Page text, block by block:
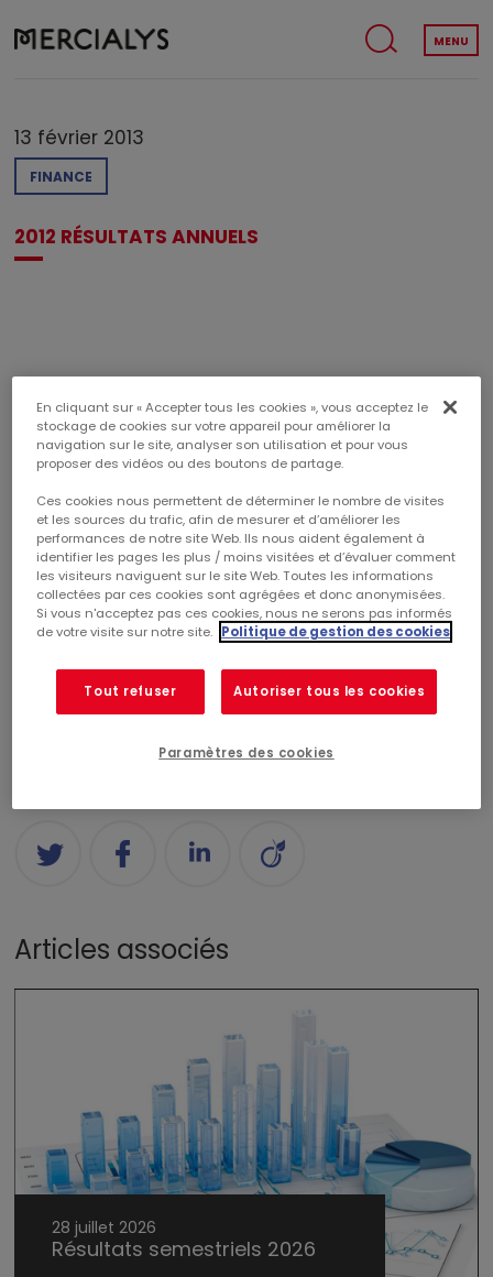
MENU
13 février 2013
FINANCE
2012 RÉSULTATS ANNUELS
TÉLÉCHARGER LE PDF
Poids du document : 305,13 KB
Catégories
CENTRES COMMERCIAUX RÉALISATIONS
COMMERCIALISATION RSE CORPORATE
FINANCE PALMARÈS NOMINATION
Articles associés
28 juillet 2026
Résultats semestriels 2026
En cliquant sur « Accepter tous les cookies », vous acceptez le
stockage de cookies sur votre appareil pour améliorer la
navigation sur le site, analyser son utilisation et pour vous
proposer des vidéos ou des boutons de partage.
Ces cookies nous permettent de déterminer le nombre de visites
et les sources du trafic, afin de mesurer et d’améliorer les
performances de notre site Web. Ils nous aident également à
identifier les pages les plus / moins visitées et d’évaluer comment
les visiteurs naviguent sur le site Web. Toutes les informations
collectées par ces cookies sont agrégées et donc anonymisées.
Si vous n'acceptez pas ces cookies, nous ne serons pas informés
de votre visite sur notre site. Politique de gestion des cookies
Tout refuser Autoriser tous les cookies
Paramètres des cookies